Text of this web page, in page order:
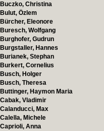
Buczko, Christina
Bulut, Özlem
Bürcher, Eleonore
Buresch, Wolfgang
Burghofer, Gudrun
Burgstaller, Hannes
Burianek, Stephan
Burkert, Cornelius
Busch, Holger
Busch, Theresa
Buttinger, Haymon Maria
Cabak, Vladimir
Calanducci, Max
Calella, Michele
Caprioli, Anna